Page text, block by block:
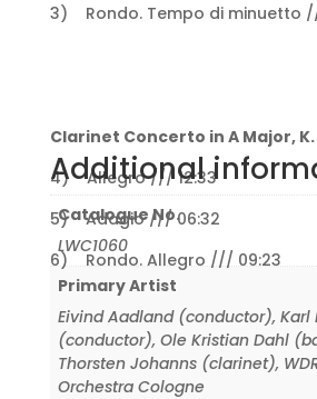
3) Rondo. Tempo di minuetto
Clarinet Concerto in A Major, K.
4) Allegro /// 12:33
5) Adagio /// 06:32
6) Rondo. Allegro /// 09:23
Additional
Catalogue No.
LWC1060
Primary Artist
Eivind Aadland (conductor), Karl
(conductor), Ole Kristian Dahl
Thorsten Johanns (clarinet),
Orchestra Cologne